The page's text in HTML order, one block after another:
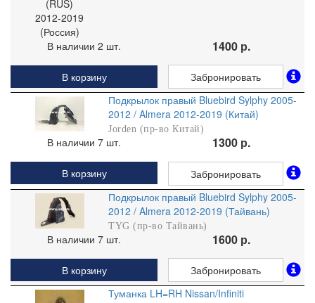
В наличии 2 шт. 1400 р.
В корзину
Забронировать
Подкрылок правый Bluebird Sylphy 2005-
2012 / Almera 2012-2019 (Китай)
Jorden (пр-во Китай)
В наличии 7 шт. 1300 р.
В корзину
Забронировать
Подкрылок правый Bluebird Sylphy 2005-
2012 / Almera 2012-2019 (Тайвань)
TYG (пр-во Тайвань)
В наличии 7 шт. 1600 р.
В корзину
Забронировать
Туманка LH=RH Nissan/Infiniti